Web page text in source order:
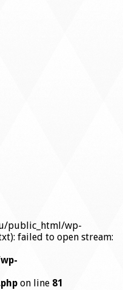
public_html/wp-
failed to open stream:
on line 81